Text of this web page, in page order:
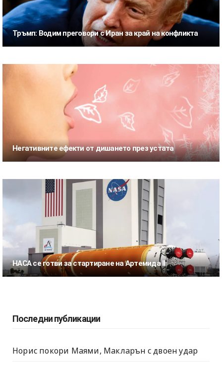
Тръмп: Водим преговори с Иран за край на конфликта
Негативните ефекти от дишането през устата
НАСА се готви за стартиране на Артемида II
Последни публикации
Норис покори Маями, Макларън с двоен удар